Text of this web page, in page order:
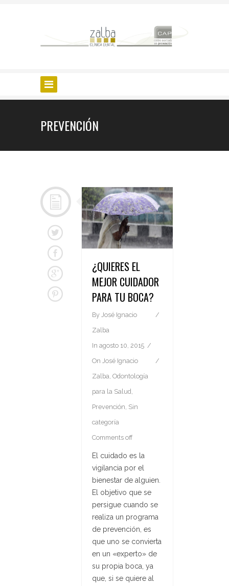
PREVENCIÓN
¿QUIERES EL
MEJOR CUIDADOR
PARA TU BOCA?
By José Ignacio
Zalba
In agosto 10, 2015
On José Ignacio
Zalba, Odontología
para la Salud,
Prevención, Sin
categoría
Comments off
El cuidado es la
vigilancia por el
bienestar de alguien.
El objetivo que se
persigue cuando se
realiza un programa
de prevención, es
que uno se convierta
en un «experto» de
su propia boca, ya
que, si se quiere al